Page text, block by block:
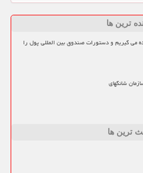
ترین ها
می گیریم و دستورات صندوق بین المللی پول را
شانگهای
ترین ها